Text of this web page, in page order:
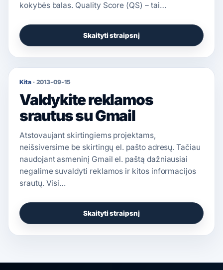
kokybės balas. Quality Score (QS) – tai…
Skaityti straipsnį
Kita · 2013-09-15
Valdykite reklamos
srautus su Gmail
Atstovaujant skirtingiems projektams,
neišsiversime be skirtingų el. pašto adresų. Tačiau
naudojant asmeninį Gmail el. paštą dažniausiai
negalime suvaldyti reklamos ir kitos informacijos
srautų. Visi…
Skaityti straipsnį